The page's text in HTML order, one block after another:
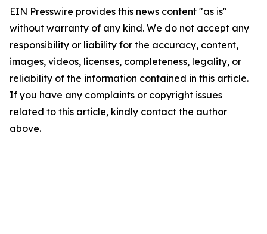
EIN Presswire provides this news content "as is"
without warranty of any kind. We do not accept any
responsibility or liability for the accuracy, content,
images, videos, licenses, completeness, legality, or
reliability of the information contained in this article.
If you have any complaints or copyright issues
related to this article, kindly contact the author
above.